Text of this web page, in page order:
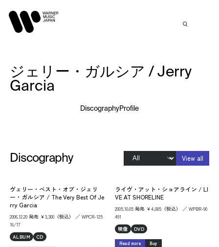
ジェリー・ガルシア / Jerry
Garcia
DiscographyProfile
Discography View all
ヴェリー・ベスト・オブ・ジェリ
ー・ガルシア / The Very Best Of Je
rry Garcia
2006.12.20 発売 ￥3,300（税込） ／ WPCR-125
16/17
ALBUM
CD
ライヴ・アット・ショアライン / LI
VE AT SHORELINE
2005.10.05 発売 ￥4,085（税込） ／ WPBR-90
491
映像
DVD
Read more Buy